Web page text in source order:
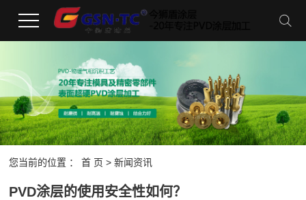
您当前的位置 ：首 页 >新闻资讯
PVD涂层的使用安全性如何？